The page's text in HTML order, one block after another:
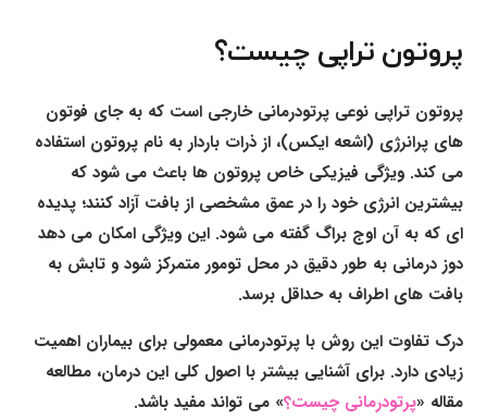
پروتون تراپی چیست؟
پروتون تراپی نوعی پرتودرمانی خارجی است که به جای فوتون
های پرانرژی (اشعه ایکس)، از ذرات باردار به نام پروتون استفاده
می کند. ویژگی فیزیکی خاص پروتون ها باعث می شود که
بیشترین انرژی خود را در عمق مشخصی از بافت آزاد کنند؛ پدیده
ای که به آن اوج براگ گفته می شود. این ویژگی امکان می دهد
دوز درمانی به طور دقیق در محل تومور متمرکز شود و تابش به
بافت های اطراف به حداقل برسد.
درک تفاوت این روش با پرتودرمانی معمولی برای بیماران اهمیت
زیادی دارد. برای آشنایی بیشتر با اصول کلی این درمان، مطالعه
مقاله «پرتودرمانی چیست؟» می تواند مفید باشد.